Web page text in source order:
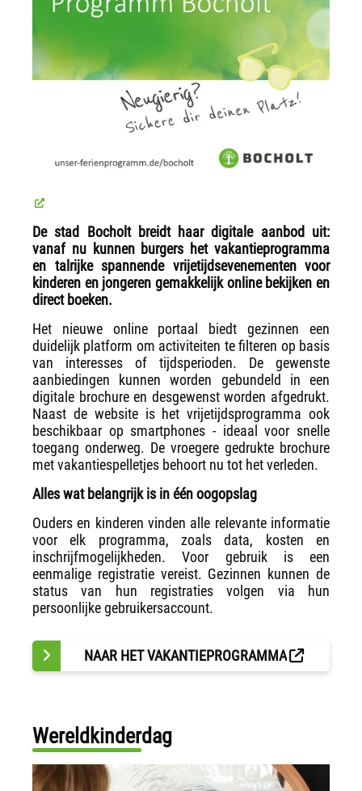
De stad Bocholt breidt haar digitale aanbod uit:
vanaf nu kunnen burgers het vakantieprogramma
en talrijke spannende vrijetijdsevenementen voor
kinderen en jongeren gemakkelijk online bekijken en
direct boeken.
Het nieuwe online portaal biedt gezinnen een
duidelijk platform om activiteiten te filteren op basis
van interesses of tijdsperioden. De gewenste
aanbiedingen kunnen worden gebundeld in een
digitale brochure en desgewenst worden afgedrukt.
Naast de website is het vrijetijdsprogramma ook
beschikbaar op smartphones - ideaal voor snelle
toegang onderweg. De vroegere gedrukte brochure
met vakantiespelletjes behoort nu tot het verleden.
Alles wat belangrijk is in één oogopslag
Ouders en kinderen vinden alle relevante informatie
voor elk programma, zoals data, kosten en
inschrijfmogelijkheden. Voor gebruik is een
eenmalige registratie vereist. Gezinnen kunnen de
status van hun registraties volgen via hun
persoonlijke gebruikersaccount.
NAAR HET VAKANTIEPROGRAMMA
Wereldkinderdag